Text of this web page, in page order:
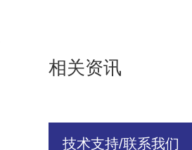
相关资讯
技术支持/联系我们